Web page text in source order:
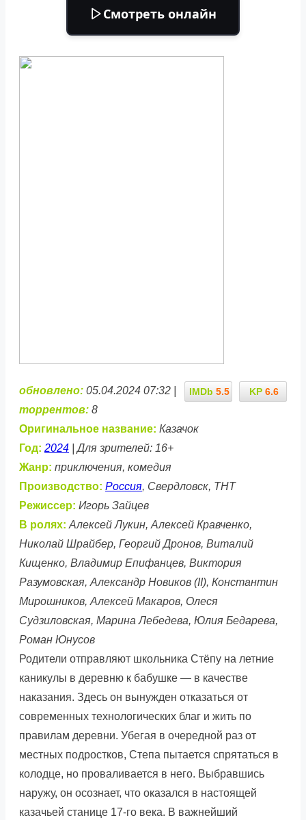
Смотреть онлайн
KP 6.6
IMDb 5.5
обновлено: 05.04.2024 07:32 |
торрентов: 8
Оригинальное название: Казачок
Год: 2024 | Для зрителей: 16+
Жанр: приключения, комедия
Производство: Россия, Свердловск, ТНТ
Режиссер: Игорь Зайцев
В ролях: Алексей Лукин, Алексей Кравченко,
Николай Шрайбер, Георгий Дронов, Виталий
Кищенко, Владимир Епифанцев, Виктория
Разумовская, Александр Новиков (II), Константин
Мирошников, Алексей Макаров, Олеся
Судзиловская, Марина Лебедева, Юлия Бедарева,
Роман Юнусов
Родители отправляют школьника Стёпу на летние
каникулы в деревню к бабушке — в качестве
наказания. Здесь он вынужден отказаться от
современных технологических благ и жить по
правилам деревни. Убегая в очередной раз от
местных подростков, Степа пытается спрятаться в
колодце, но проваливается в него. Выбравшись
наружу, он осознает, что оказался в настоящей
казачьей станице 17-го века. В важнейший